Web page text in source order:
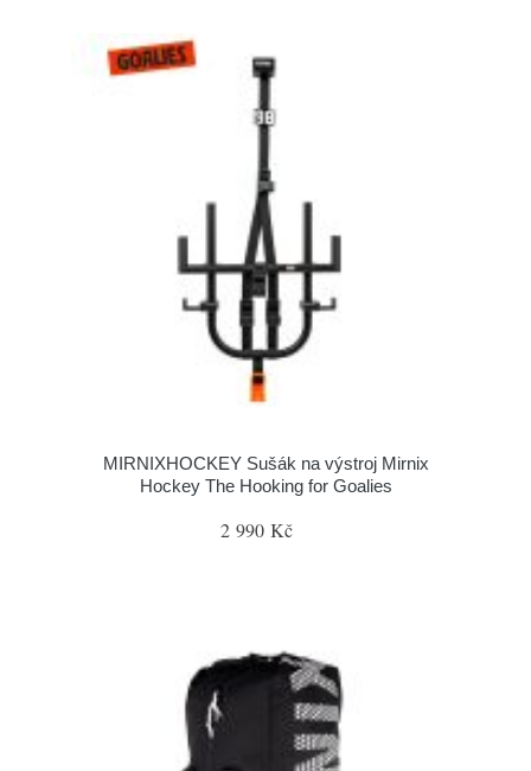
MIRNIXHOCKEY Sušák na výstroj Mirnix
Hockey The Hooking for Goalies
2 990 Kč